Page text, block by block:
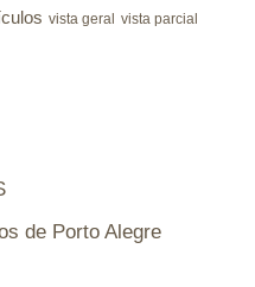
vista geral vista parcial
de Porto Alegre